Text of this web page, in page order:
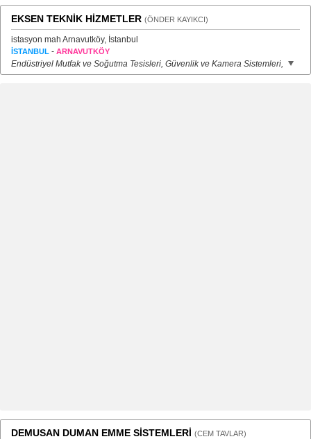
EKSEN TEKNİK HİZMETLER (ÖNDER KAYIKCI)
istasyon mah Arnavutköy, İstanbul
İSTANBUL - ARNAVUTKÖY
Endüstriyel Mutfak ve Soğutma Tesisleri, Güvenlik ve Kamera Sistemleri,
DEMUSAN DUMAN EMME SİSTEMLERİ (CEM TAVLAR)